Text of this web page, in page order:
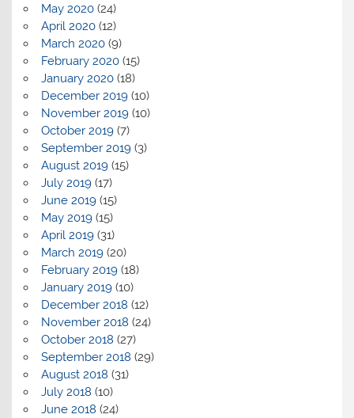
May 2020(24)
April 2020(12)
March 2020(9)
February 2020(15)
January 2020(18)
December 2019(10)
November 2019(10)
October 2019(7)
September 2019(3)
August 2019(15)
July 2019(17)
June 2019(15)
May 2019(15)
April 2019(31)
March 2019(20)
February 2019(18)
January 2019(10)
December 2018 (12)
November 2018 (24)
October 2018 (27)
September 2018 (29)
August 2018 (31)
July 2018 (10)
June 2018 (24)